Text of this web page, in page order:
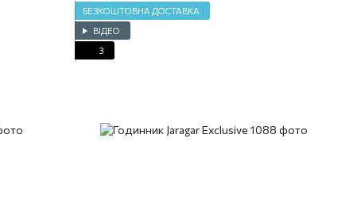
БЕЗКОШТОВНА ДОСТАВКА
ВІДЕО
3